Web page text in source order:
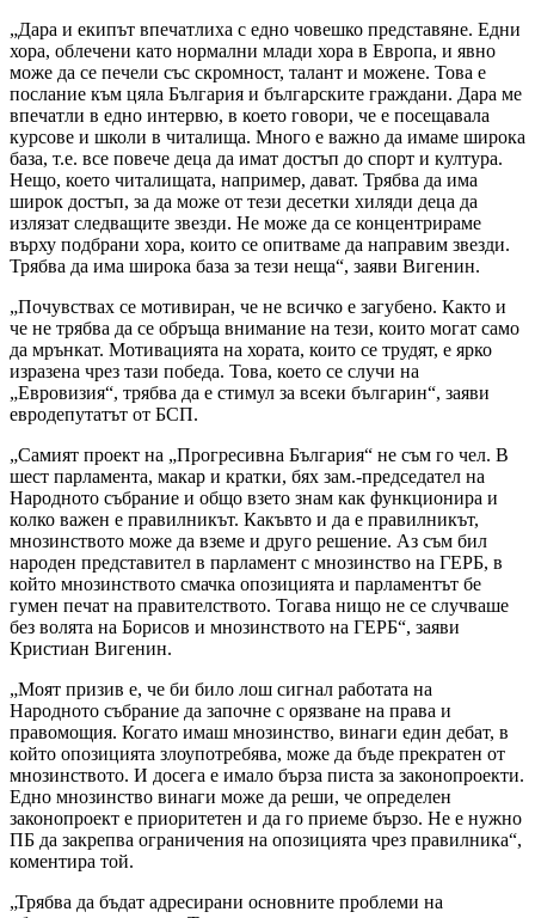
„Дара и екипът впечатлиха с едно човешко представяне. Едни
хора, облечени като нормални млади хора в Европа, и явно
може да се печели със скромност, талант и можене. Това е
послание към цяла България и българските граждани. Дара ме
впечатли в едно интервю, в което говори, че е посещавала
курсове и школи в читалища. Много е важно да имаме широка
база, т.е. все повече деца да имат достъп до спорт и култура.
Нещо, което читалищата, например, дават. Трябва да има
широк достъп, за да може от тези десетки хиляди деца да
излязат следващите звезди. Не може да се концентрираме
върху подбрани хора, които се опитваме да направим звезди.
Трябва да има широка база за тези неща“, заяви Вигенин.
„Почувствах се мотивиран, че не всичко е загубено. Както и
че не трябва да се обръща внимание на тези, които могат само
да мрънкат. Мотивацията на хората, които се трудят, е ярко
изразена чрез тази победа. Това, което се случи на
„Евровизия“, трябва да е стимул за всеки българин“, заяви
евродепутатът от БСП.
„Самият проект на „Прогресивна България“ не съм го чел. В
шест парламента, макар и кратки, бях зам.-председател на
Народното събрание и общо взето знам как функционира и
колко важен е правилникът. Какъвто и да е правилникът,
мнозинството може да вземе и друго решение. Аз съм бил
народен представител в парламент с мнозинство на ГЕРБ, в
който мнозинството смачка опозицията и парламентът бе
гумен печат на правителството. Тогава нищо не се случваше
без волята на Борисов и мнозинството на ГЕРБ“, заяви
Кристиан Вигенин.
„Моят призив е, че би било лош сигнал работата на
Народното събрание да започне с орязване на права и
правомощия. Когато имаш мнозинство, винаги един дебат, в
който опозицията злоупотребява, може да бъде прекратен от
мнозинството. И досега е имало бърза писта за законопроекти.
Едно мнозинство винаги може да реши, че определен
законопроект е приоритетен и да го приеме бързо. Не е нужно
ПБ да закрепва ограничения на опозицията чрез правилника“,
коментира той.
„Трябва да бъдат адресирани основните проблеми на